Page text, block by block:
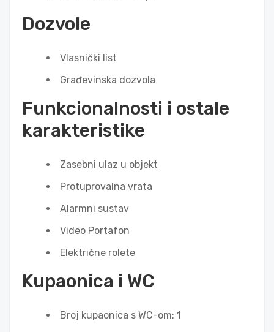
Dozvole
Vlasnički list
Građevinska dozvola
Funkcionalnosti i ostale
karakteristike
Zasebni ulaz u objekt
Protuprovalna vrata
Alarmni sustav
Video Portafon
Električne rolete
Kupaonica i WC
Broj kupaonica s WC-om: 1